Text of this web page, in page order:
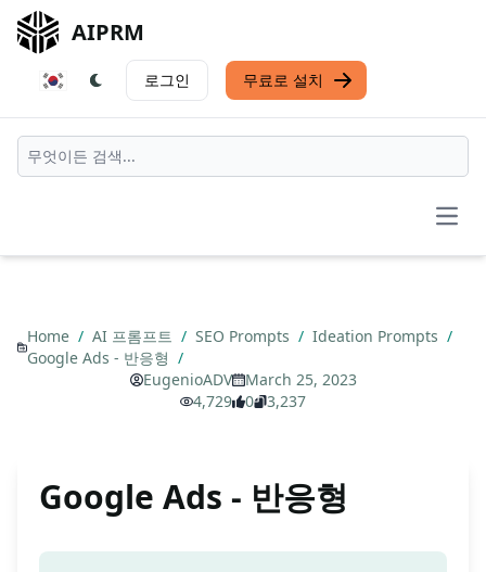
AIPRM
로그인 무료로 설치
Home / AI 프롬프트 / SEO Prompts / Ideation Prompts /
Google Ads - 반응형 /
EugenioADV
March 25, 2023
4,729
0 3,237
Google Ads - 반응형